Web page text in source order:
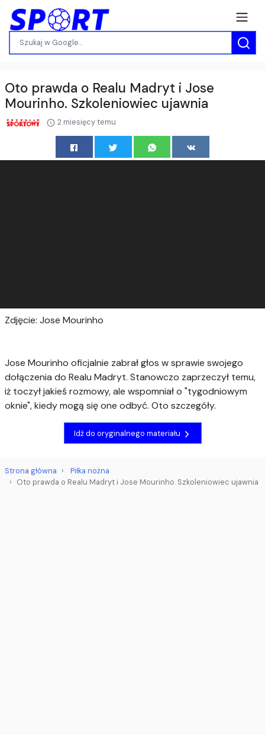
Oto prawda o Realu Madryt i Jose
Mourinho. Szkoleniowiec ujawnia
2 miesięcy temu
Zdjęcie: Jose Mourinho
Jose Mourinho oficjalnie zabrał głos w sprawie swojego
dołączenia do Realu Madryt. Stanowczo zaprzeczył temu,
iż toczył jakieś rozmowy, ale wspomniał o "tygodniowym
oknie", kiedy mogą się one odbyć. Oto szczegóły.
Idź do oryginalnego materiału
Strona główna
Piłka nożna
Oto prawda o Realu Madryt i Jose Mourinho. Szkoleniowiec ujawnia